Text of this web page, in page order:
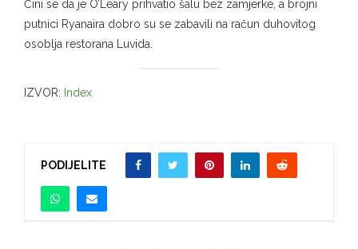
Čini se da je O’Leary prihvatio šalu bez zamjerke, a brojni
putnici Ryanaira dobro su se zabavili na račun duhovitog
osoblja restorana Luvida.
IZVOR: Index
PODIJELITE